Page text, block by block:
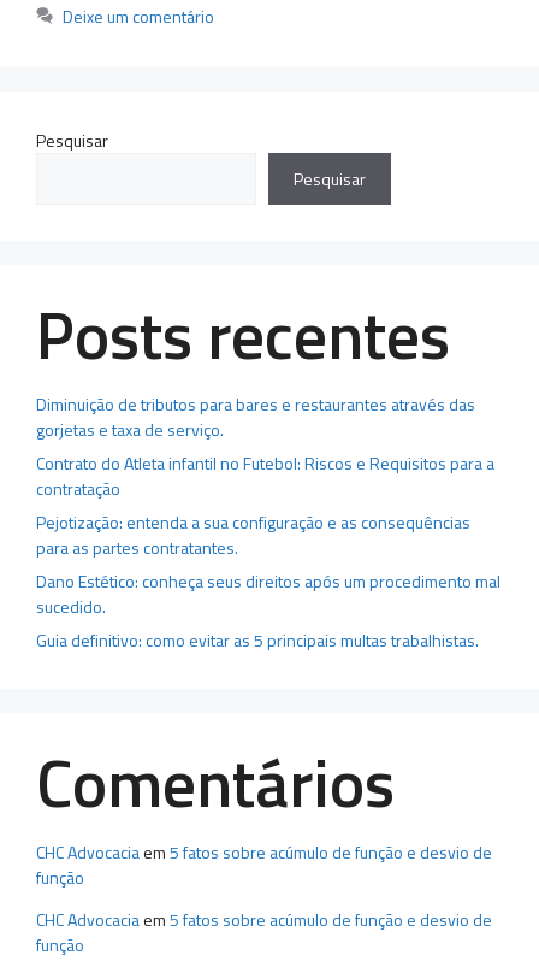
Deixe um comentário
Pesquisar
Pesquisar
Posts recentes
Diminuição de tributos para bares e restaurantes através das
gorjetas e taxa de serviço.
Contrato do Atleta infantil no Futebol: Riscos e Requisitos para a
contratação
Pejotização: entenda a sua configuração e as consequências
para as partes contratantes.
Dano Estético: conheça seus direitos após um procedimento mal
sucedido.
Guia definitivo: como evitar as 5 principais multas trabalhistas.
Comentários
CHC Advocaciaem5 fatos sobre acúmulo de função e desvio de
função
CHC Advocaciaem5 fatos sobre acúmulo de função e desvio de
função